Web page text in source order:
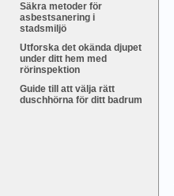
Säkra metoder för
asbestsanering i
stadsmiljö
Utforska det okända djupet
under ditt hem med
rörinspektion
Guide till att välja rätt
duschhörna för ditt badrum